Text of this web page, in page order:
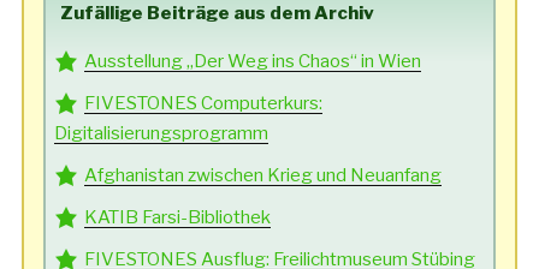
Zufällige Beiträge aus dem Archiv
Ausstellung „Der Weg ins Chaos“ in Wien
FIVESTONES Computerkurs:
Digitalisierungsprogramm
Afghanistan zwischen Krieg und Neuanfang
KATIB Farsi-Bibliothek
FIVESTONES Ausflug: Freilichtmuseum Stübing